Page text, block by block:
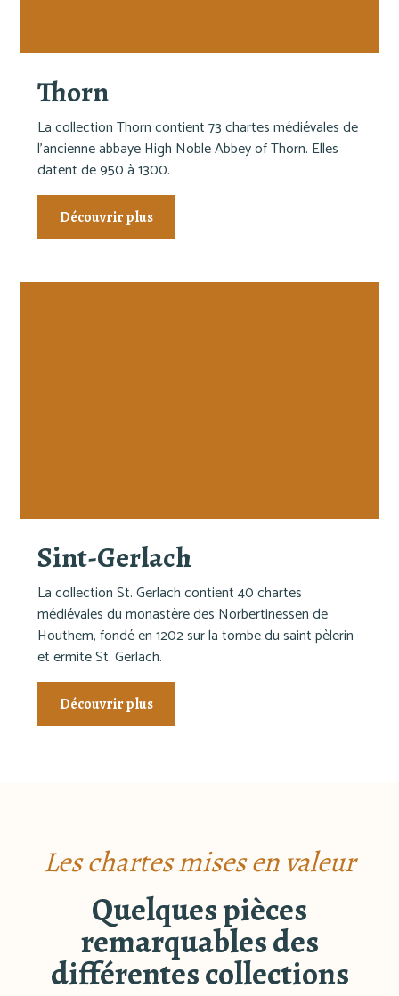
Thorn
La collection Thorn contient 73 chartes médiévales de
l’ancienne abbaye High Noble Abbey of Thorn. Elles
datent de 950 à 1300.
Découvrir plus
Sint-Gerlach
La collection St. Gerlach contient 40 chartes
médiévales du monastère des Norbertinessen de
Houthem, fondé en 1202 sur la tombe du saint pèlerin
et ermite St. Gerlach.
Découvrir plus
Les chartes mises en valeur
Quelques pièces
remarquables des
différentes collections